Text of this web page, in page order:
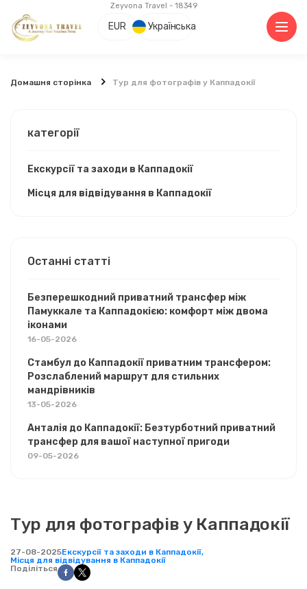
Zeyvona Travel - 18349
EUR Українська
Домашня сторінка Тур для фотографів у Каппадокії
Тур для фотографів у Каппадокії
27-08-2025Екскурсії та заходи в Каппадокії,
Місця для відвідування в Каппадокії
Поділіться
категорії
Екскурсії та заходи в Каппадокії
Місця для відвідування в Каппадокії
Останні статті
Безперешкодний приватний трансфер між
Памуккале та Каппадокією: комфорт між двома
іконами
16-05-2026
Стамбул до Каппадокії приватним трансфером:
Розслаблений маршрут для стильних
мандрівників
13-05-2026
Анталія до Каппадокії: Безтурботний приватний
трансфер для вашої наступної пригоди
09-05-2026